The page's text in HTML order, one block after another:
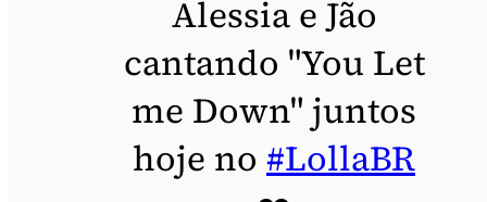
Alessia e Jão
cantando "You Let
me Down" juntos
hoje no #LollaBR